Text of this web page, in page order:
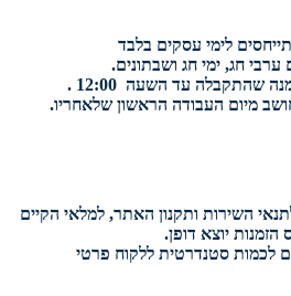
לימי עסקים בלבד
חג, ימי חג ושבתונים.
שהתקבלה עד השעה 12:00 .
השירות ותקנון האתר, למלאי הקיים
הזמנות יוצא דופן.
לכמות סטנדרטית ללקוח פרטי